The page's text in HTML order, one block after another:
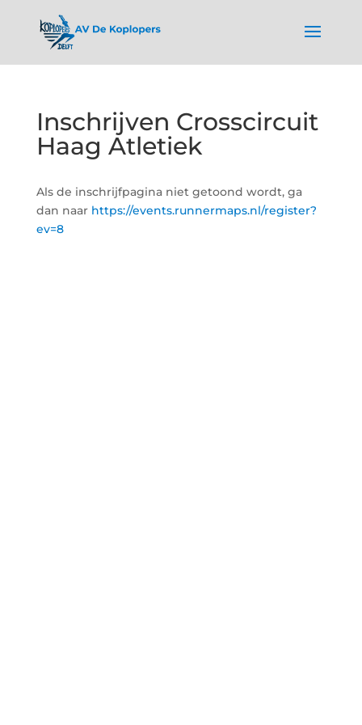
Inschrijven Crosscircuit
Haag Atletiek
Als de inschrijfpagina niet getoond wordt, ga
dan naar https://events.runnermaps.nl/register?
ev=8